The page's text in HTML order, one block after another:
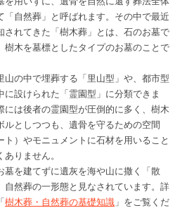
「自然葬」と呼ばれます。その中で最近
されてきた「樹木葬」とは、石のお墓で
樹木を墓標としたタイプのお墓のことで
山の中で埋葬する「里山型」や、都市型
に設けられた「霊園型」に分類できま
には後者の霊園型が圧倒的に多く、樹木
ルとしつつも、遺骨を守るための空間
ト）やモニュメントに石材を用いること
ありません。
墓を建てずに遺灰を海や山に撒く「散
自然葬の一形態と見なされています。詳
樹木葬・自然葬の基礎知識 」をご覧くだ